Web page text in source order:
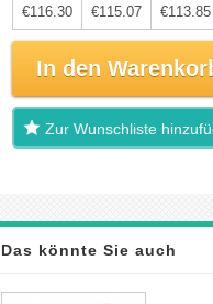
€116.30 €115.07 €113.85
In den
Zur Wunschliste
Das könnte Sie auch
interessieren